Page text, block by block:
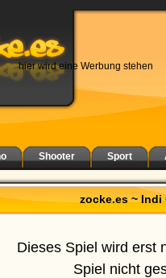
hier wird eine Werbung stehen
Shooter Sport
zocke.es ~ Indi
Dieses Spiel wird erst
Spiel nicht